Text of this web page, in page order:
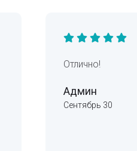
Отлично!
Админ
Сентябрь 30